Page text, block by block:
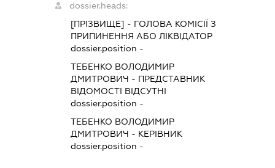
dossier.heads:
[ПРІЗВИЩЕ] - ГОЛОВА КОМІСІЇ З
ПРИПИНЕННЯ АБО ЛІКВІДАТОР
dossier.position -
ТЕБЕНКО ВОЛОДИМИР
ДМИТРОВИЧ - ПРЕДСТАВНИК
ВІДОМОСТІ ВІДСУТНІ
dossier.position -
ТЕБЕНКО ВОЛОДИМИР
ДМИТРОВИЧ - КЕРІВНИК
dossier.position -